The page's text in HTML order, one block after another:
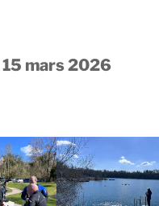
mars 2026